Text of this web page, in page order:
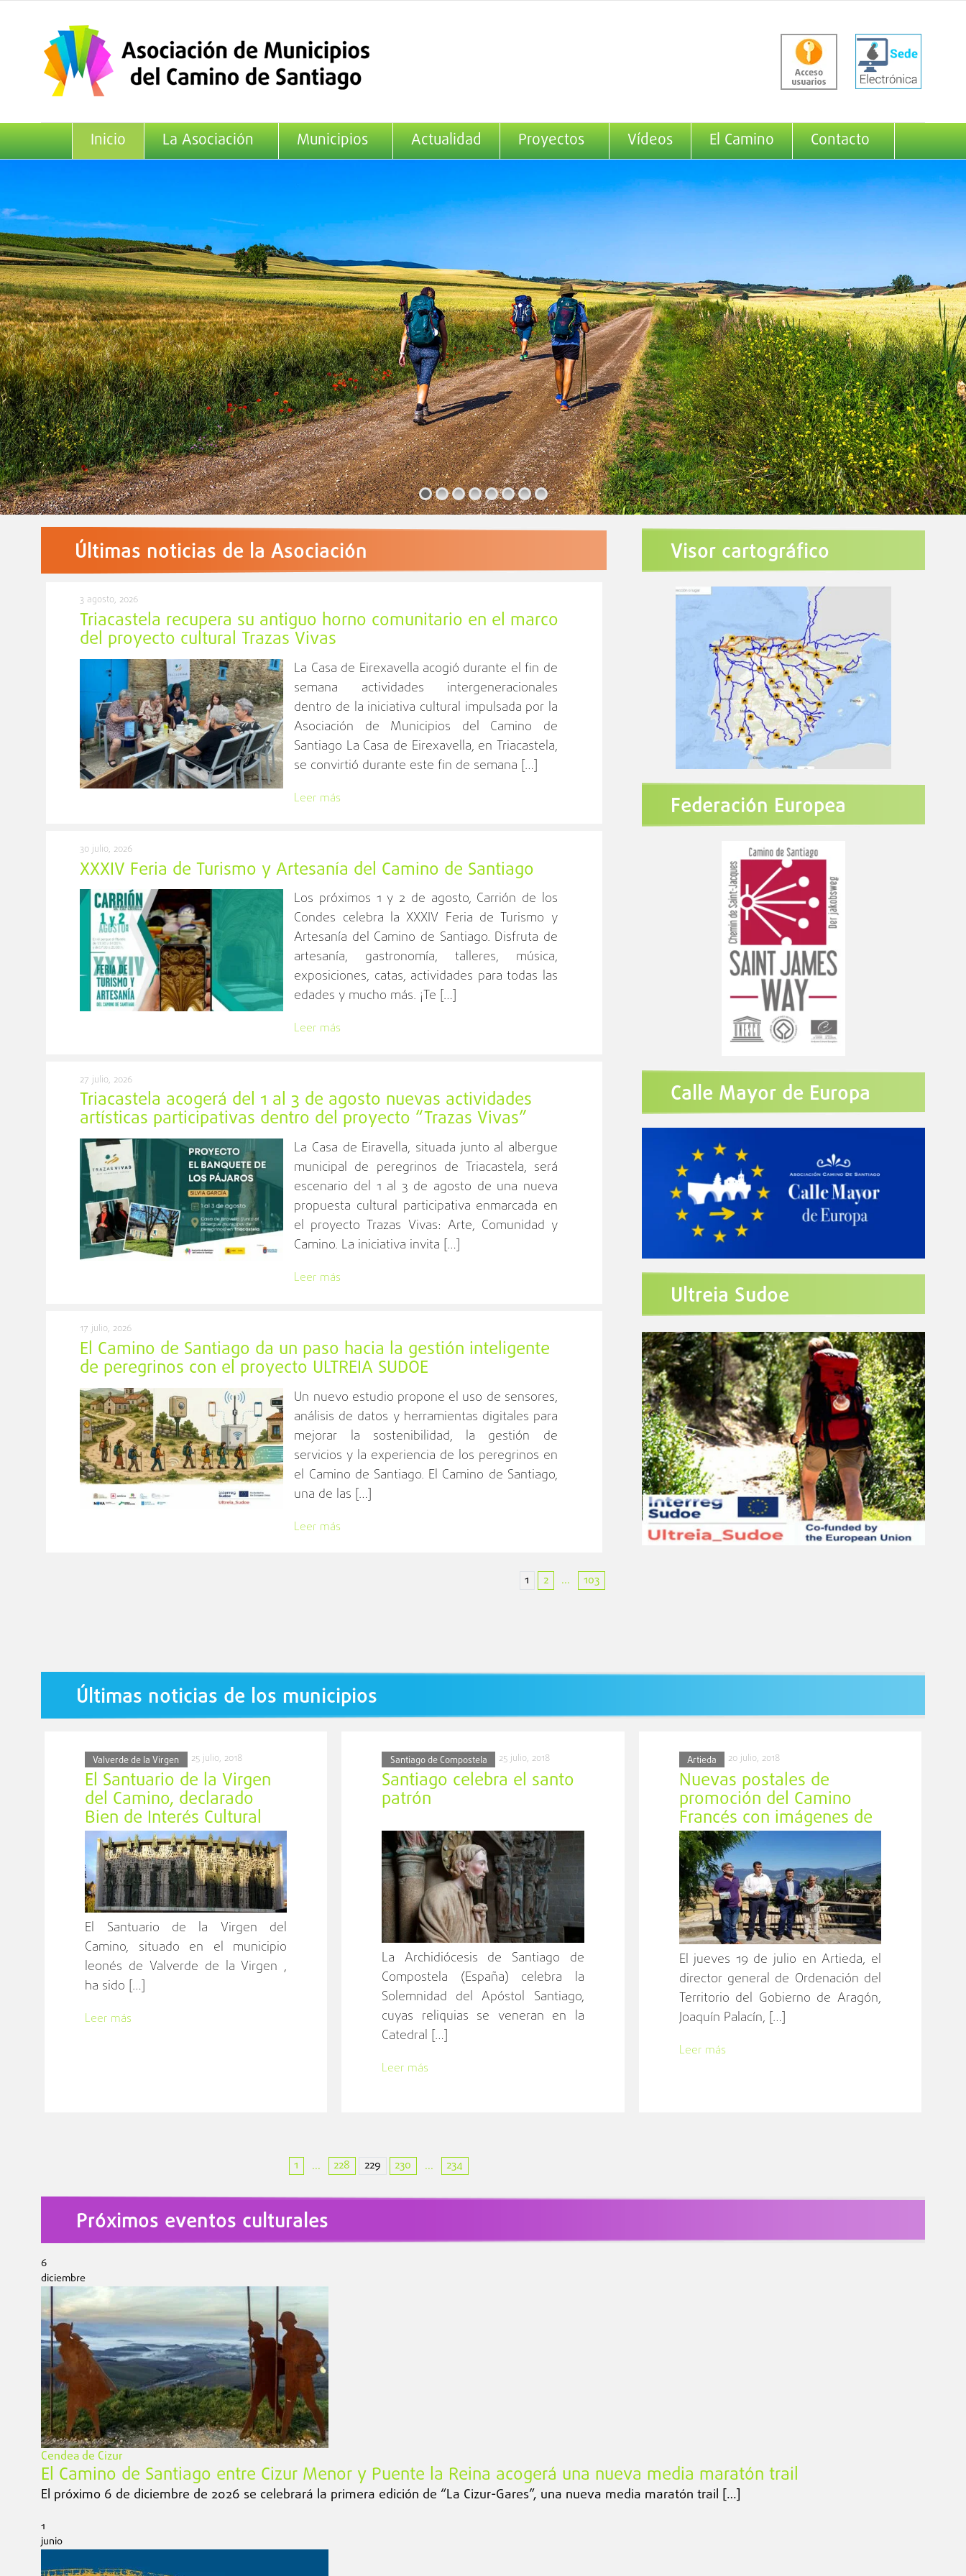
contenido
Inicio La Asociación Municipios Actualidad Proyectos Vídeos El Camino Contacto
Últimas noticias de la Asociación
3 agosto, 2026
Triacastela recupera su antiguo horno comunitario en el marco
del proyecto cultural Trazas Vivas
La Casa de Eirexavella acogió durante el fin de
semana actividades intergeneracionales
dentro de la iniciativa cultural impulsada por la
Asociación de Municipios del Camino de
Santiago La Casa de Eirexavella, en Triacastela,
se convirtió durante este fin de semana […]
Leer más
30 julio, 2026
XXXIV Feria de Turismo y Artesanía del Camino de Santiago
Los próximos 1 y 2 de agosto, Carrión de los
Condes celebra la XXXIV Feria de Turismo y
Artesanía del Camino de Santiago. Disfruta de
artesanía, gastronomía, talleres, música,
exposiciones, catas, actividades para todas las
edades y mucho más. ¡Te […]
Leer más
27 julio, 2026
Triacastela acogerá del 1 al 3 de agosto nuevas actividades
artísticas participativas dentro del proyecto “Trazas Vivas”
La Casa de Eiravella, situada junto al albergue
municipal de peregrinos de Triacastela, será
escenario del 1 al 3 de agosto de una nueva
propuesta cultural participativa enmarcada en
el proyecto Trazas Vivas: Arte, Comunidad y
Camino. La iniciativa invita […]
Leer más
17 julio, 2026
El Camino de Santiago da un paso hacia la gestión inteligente
de peregrinos con el proyecto ULTREIA SUDOE
Un nuevo estudio propone el uso de sensores,
análisis de datos y herramientas digitales para
mejorar la sostenibilidad, la gestión de
servicios y la experiencia de los peregrinos en
el Camino de Santiago. El Camino de Santiago,
una de las […]
Leer más
1 2 ... 103
Visor cartográfico
Federación Europea
Calle Mayor de Europa
Ultreia Sudoe
Últimas noticias de los municipios
Valverde de la Virgen 25 julio, 2018
El Santuario de la Virgen
del Camino, declarado
Bien de Interés Cultural
El Santuario de la Virgen del
Camino, situado en el municipio
leonés de Valverde de la Virgen ,
ha sido […]
Leer más
Santiago de Compostela 25 julio, 2018
Santiago celebra el santo
patrón
La Archidiócesis de Santiago de
Compostela (España) celebra la
Solemnidad del Apóstol Santiago,
cuyas reliquias se veneran en la
Catedral […]
Leer más
Artieda 20 julio, 2018
Nuevas postales de
promoción del Camino
Francés con imágenes de
Artieda y Somport
El jueves 19 de julio en Artieda, el
director general de Ordenación del
Territorio del Gobierno de Aragón,
Joaquín Palacín, […]
Leer más
1 ... 228 229 230 ... 234
Próximos eventos culturales
6
diciembre
Cendea de Cizur
El Camino de Santiago entre Cizur Menor y Puente la Reina acogerá una nueva media maratón trail
El próximo 6 de diciembre de 2026 se celebrará la primera edición de “La Cizur-Gares”, una nueva media maratón trail […]
1
junio